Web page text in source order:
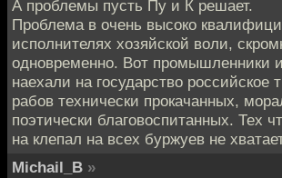
А проблемы пусть Пу и К решает.
Проблема в очень высоко
исполнителях хозяйской воли,
одновременно. Вот промышленники
наехали на государство российское
рабов технически прокачанных,
поэтически благовоспитанных. Тех
на клепал на всех буржуев не
Michail_B »